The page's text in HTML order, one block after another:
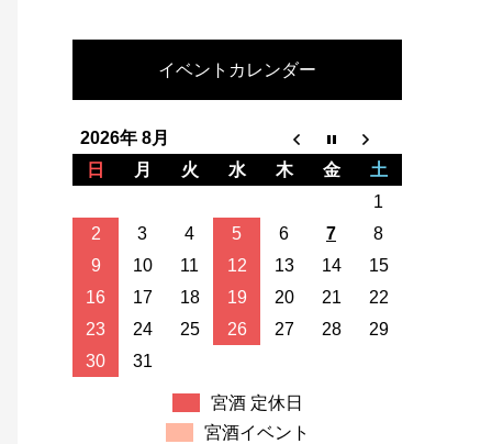
イベントカレンダー
2026年 8月
日
月 火 水 木 金
土
1
2
3 4 5 6 7
8
9
10 11 12 13 14
15
16
17 18 19 20 21
22
23
24 25 26 27 28
29
30
31
宮酒 定休日
宮酒イベント